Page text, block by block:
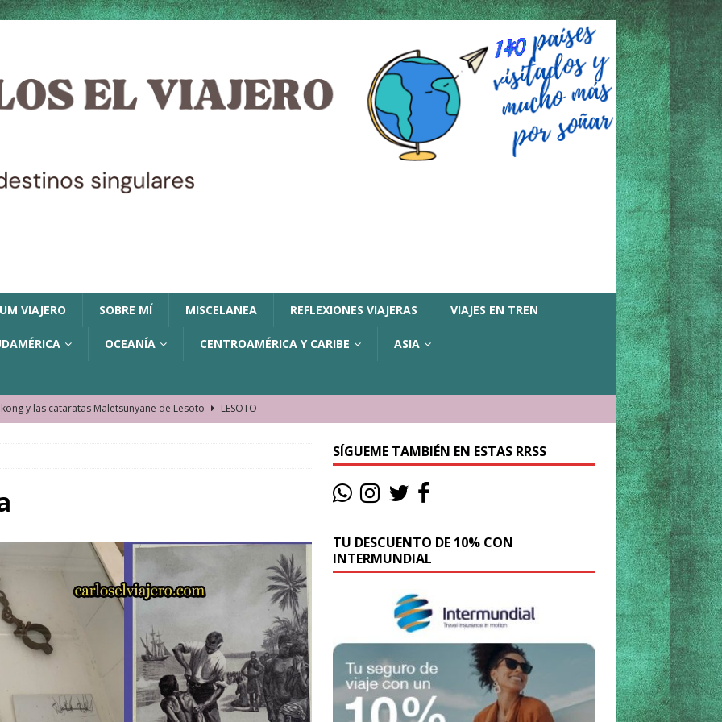
VIAJERO SOBRE MÍ MISCELANEA REFLEXIONES VIAJERAS VIAJES EN TREN
OCEANÍA CENTROAMÉRICA Y CARIBE ASIA
y las cataratas Maletsunyane de Lesoto
LESOTO
La historia de la misteriosa avioneta de la playa
JAMAICA
moverse en Seychelles de manera sostenible
SEYCHELLES
Manama. La capital de Baréin
BARÉIN
El barrio más castizo de Malabo GUINEA ECUATORIAL
SÍGUEME TAMBIÉN EN ESTAS RRSS
TU DESCUENTO DE 10% CON
INTERMUNDIAL